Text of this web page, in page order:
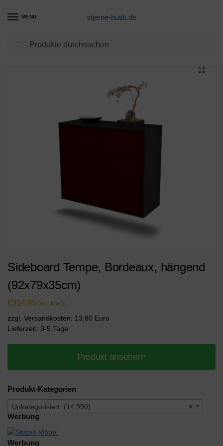
MENU stjerne-butik.de
Unkategorisiert / Sideboard Tempe, Bordeaux, hängend (92x79x35cm)
Sideboard Tempe, Bordeaux, hängend
(92x79x35cm)
€314,95 inkl. MwSt.
zzgl. Versandkosten: 13,80 Euro
Lieferzeit: 3-5 Tage
Produkt ansehen*
Produkt-Kategorien
×
Unkategorisiert (14.990)
Werbung
Werbung